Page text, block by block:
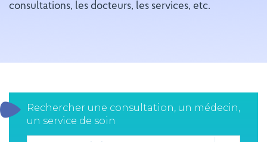
consultations, les docteurs, les services, etc.
Rechercher une consultation, un médecin,
un service de soin